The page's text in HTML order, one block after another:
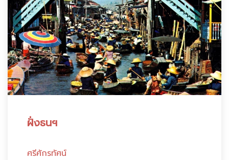
ฝั่งธนฯ
ศรีศักรทัศน์